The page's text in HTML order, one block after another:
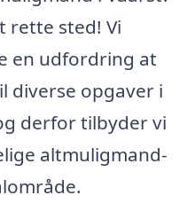
rette sted! Vi
en udfordring at
diverse opgaver i
derfor tilbyder vi
altmuligmand-